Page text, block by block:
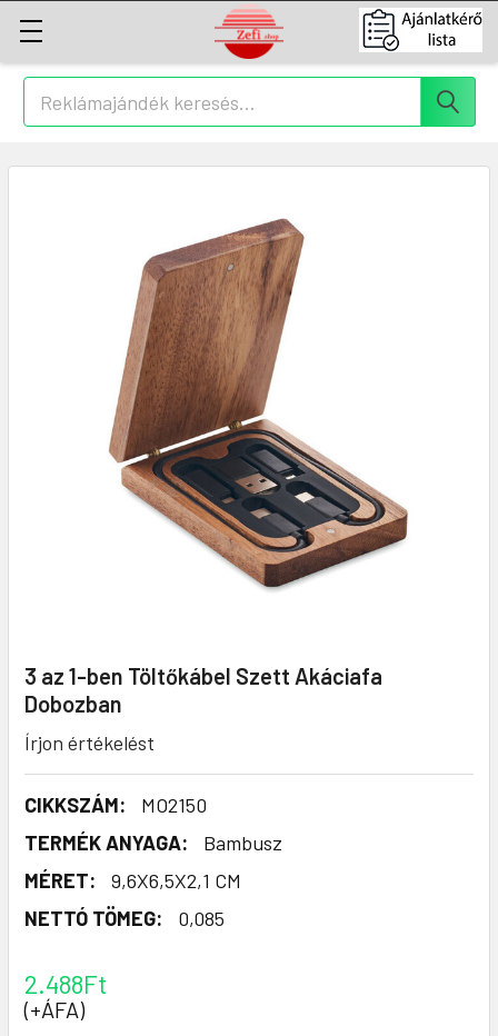
Keresés
3 az 1-ben Töltőkábel Szett Akáciafa
Dobozban
Írjon értékelést
CIKKSZÁM:
MO2150
TERMÉK ANYAGA:
Bambusz
MÉRET:
9,6X6,5X2,1 CM
NETTÓ TÖMEG:
0,085
2.488Ft
(+ÁFA)